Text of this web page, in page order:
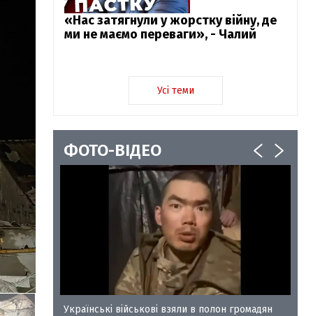
«Нас затягнули у жорстку війну, де
ми не маємо переваги», - Чалий
Усі теми
ФОТО-ВІДЕО
35
Українські військові взяли в полон громадян